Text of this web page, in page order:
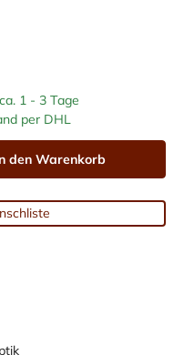
1 - 3 Tage
per DHL
den Warenkorb